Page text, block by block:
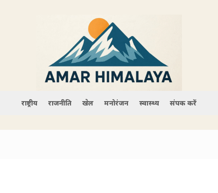
राष्ट्रीय राजनीति खेल मनोरंजन स्वास्थ्य संपर्क करें